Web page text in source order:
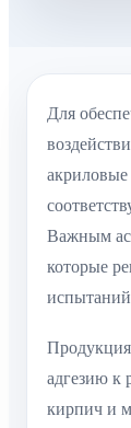
Для
Важным
которые
испытаний
адгезию к
кирпич и